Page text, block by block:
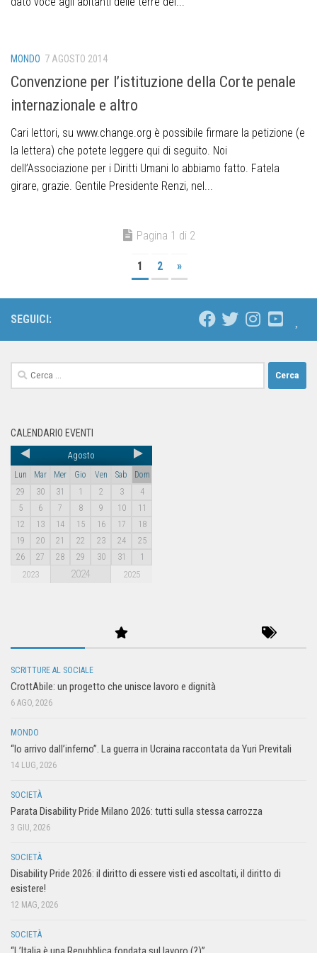
MONDO 7 AGOSTO 2014
Convenzione per l’istituzione della Corte penale
internazionale e altro
Cari lettori, su www.change.org è possibile firmare la petizione (e
la lettera) che potete leggere qui di seguito. Noi
dell’Associazione per i Diritti Umani lo abbiamo fatto. Fatela
girare, grazie. Gentile Presidente Renzi, nel...
Pagina 1 di 2
1 2 »
SEGUICI:
CALENDARIO EVENTI
Agosto
Lun Mar Mer Gio Ven Sab
Dom
29
30 31 1 2 3
4
5
6 7 8 9 10
11
12
13 14 15 16 17
18
19
20 21 22 23 24
25
26
27 28 29 30 31 1
2023 2024 2025
SCRITTURE AL SOCIALE
CrottAbile: un progetto che unisce lavoro e dignità
6 AGO, 2026
MONDO
“Io arrivo dall’inferno”. La guerra in Ucraina raccontata da Yuri Previtali
14 LUG, 2026
SOCIETÀ
Parata Disability Pride Milano 2026: tutti sulla stessa carrozza
3 GIU, 2026
SOCIETÀ
Disability Pride 2026: il diritto di essere visti ed ascoltati, il diritto di
esistere!
12 MAG, 2026
SOCIETÀ